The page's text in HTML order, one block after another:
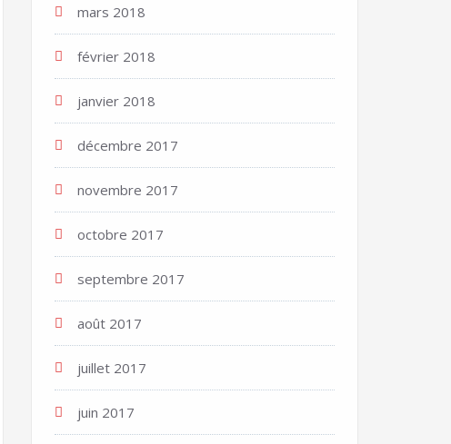
mars 2018
février 2018
janvier 2018
décembre 2017
novembre 2017
octobre 2017
septembre 2017
août 2017
juillet 2017
juin 2017